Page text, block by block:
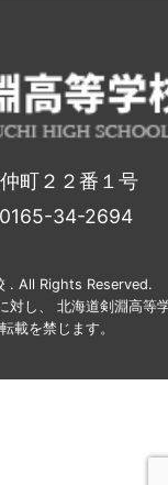
町２２番１号
34-2694
. All Rights Reserved.
対し、 北海道剣淵高等
載を禁じます。